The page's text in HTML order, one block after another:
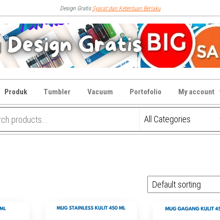
Design Gratis Syarat dan Ketentuan Berlaku
Produk Tumbler Vacuum Portofolio My account